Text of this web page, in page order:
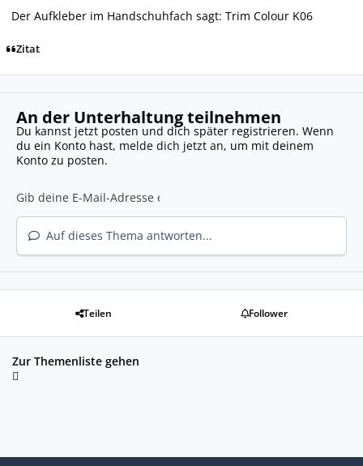
Der Aufkleber im Handschuhfach sagt: Trim Colour K06
Zitat
An der Unterhaltung teilnehmen
Du kannst jetzt posten und dich später registrieren. Wenn
du ein Konto hast, melde dich jetzt an, um mit deinem
Konto zu posten.
Auf dieses Thema antworten...
Teilen Follower
Zur Themenliste gehen